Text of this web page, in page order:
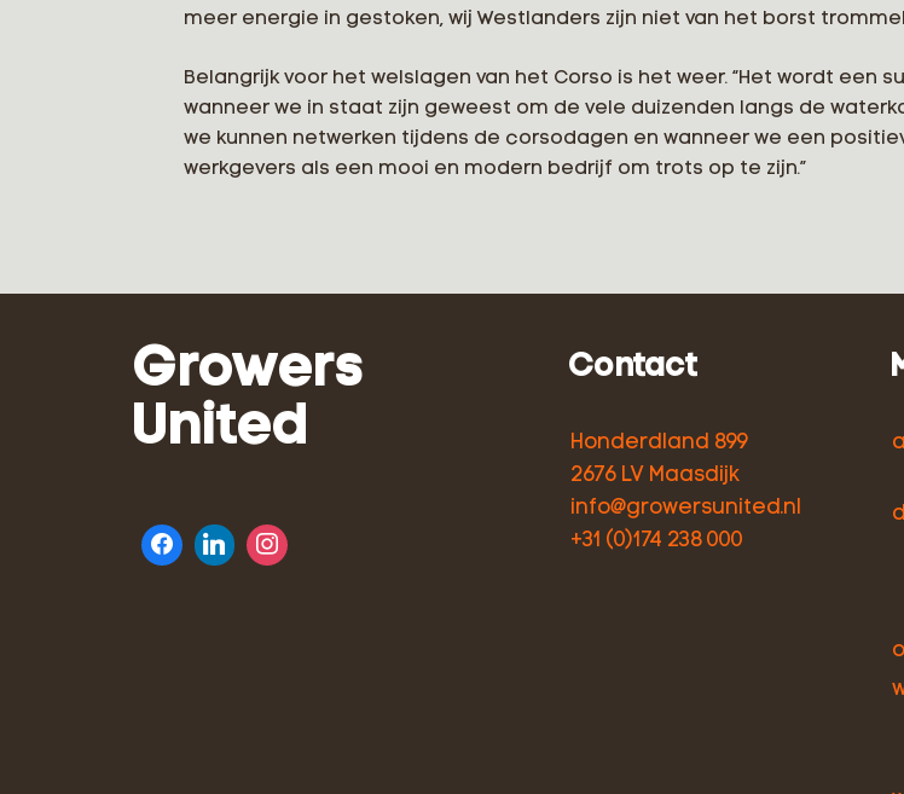
meer energie in gestoken, wij Westlanders zijn niet van het borst
Belangrijk voor het welslagen van het Corso is het weer. “Het wordt een
wanneer we in staat zijn geweest om de vele duizenden langs de
we kunnen netwerken tijdens de corsodagen en wanneer we een
werkgevers als een mooi en modern bedrijf om trots op te zijn.”
Growers
United
Contact
Honderdland 899
2676 LV Maasdijk
info@growersunited.nl
+31 (0)174 238 000